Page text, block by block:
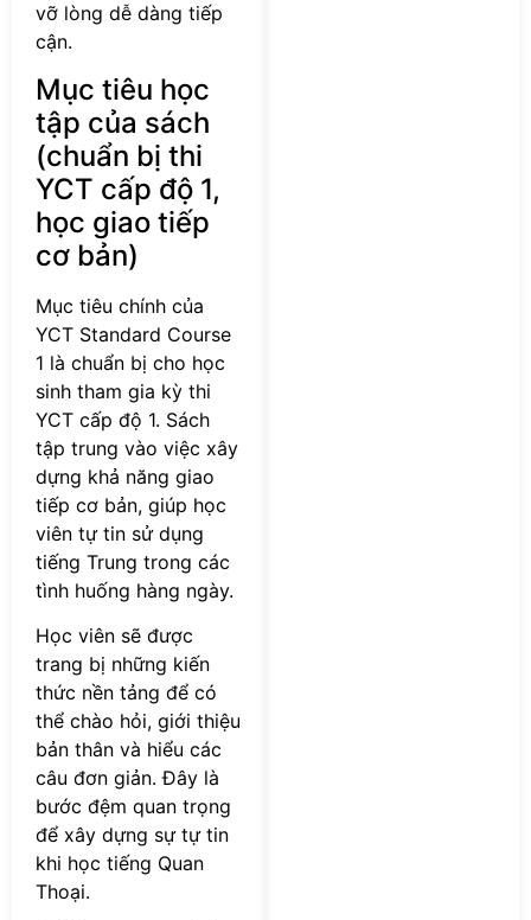
vỡ lòng dễ dàng tiếp
cận.
Mục tiêu học
tập của sách
(chuẩn bị thi
YCT cấp độ 1,
học giao tiếp
cơ bản)
Mục tiêu chính của
YCT Standard Course
1 là chuẩn bị cho học
sinh tham gia kỳ thi
YCT cấp độ 1. Sách
tập trung vào việc xây
dựng khả năng giao
tiếp cơ bản, giúp học
viên tự tin sử dụng
tiếng Trung trong các
tình huống hàng ngày.
Học viên sẽ được
trang bị những kiến
thức nền tảng để có
thể chào hỏi, giới thiệu
bản thân và hiểu các
câu đơn giản. Đây là
bước đệm quan trọng
để xây dựng sự tự tin
khi học tiếng Quan
Thoại.